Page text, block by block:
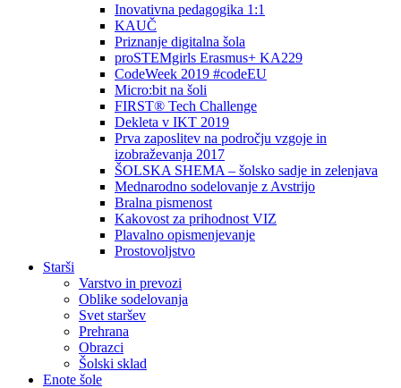
Inovativna pedagogika 1:1
KAUČ
Priznanje digitalna šola
proSTEMgirls Erasmus+ KA229
CodeWeek 2019 #codeEU
Micro:bit na šoli
FIRST® Tech Challenge
Dekleta v IKT 2019
Prva zaposlitev na področju vzgoje in
izobraževanja 2017
ŠOLSKA SHEMA – šolsko sadje in zelenjava
Mednarodno sodelovanje z Avstrijo
Bralna pismenost
Kakovost za prihodnost VIZ
Plavalno opismenjevanje
Prostovoljstvo
Starši
Varstvo in prevozi
Oblike sodelovanja
Svet staršev
Prehrana
Obrazci
Šolski sklad
Enote šole